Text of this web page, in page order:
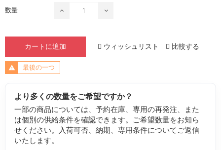
数量
カートに追加 ウィッシュリスト 比較する
最後の一つ
より多くの数量をご希望ですか？
一部の商品については、予約在庫、専用の再発注、また
は個別の供給条件を確認できます。ご希望数量をお知ら
せください。入荷可否、納期、専用条件についてご返信
いたします。